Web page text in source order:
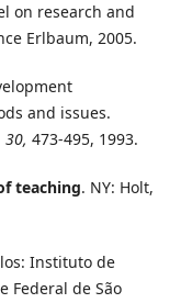
on research and
Erlbaum, 2005.
and issues.
30, 473-495, 1993.
teaching. NY: Holt,
Instituto de
Federal de São